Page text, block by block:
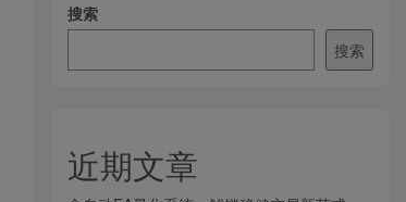
搜索
搜索
近期文章